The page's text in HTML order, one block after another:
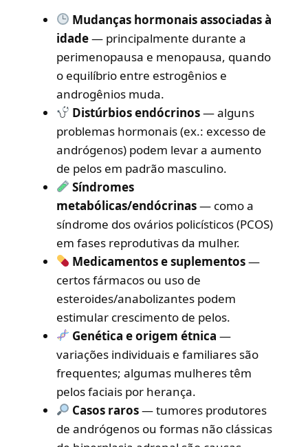
Mudanças hormonais associadas à
idade— principalmente durante a
perimenopausa e menopausa, quando
o equilíbrio entre estrogênios e
androgênios muda.
Distúrbios endócrinos— alguns
problemas hormonais (ex.: excesso de
andrógenos) podem levar a aumento
de pelos em padrão masculino.
Síndromes
metabólicas/endócrinas— como a
síndrome dos ovários policísticos (PCOS)
em fases reprodutivas da mulher.
Medicamentos e suplementos—
certos fármacos ou uso de
esteroides/anabolizantes podem
estimular crescimento de pelos.
Genética e origem étnica —
variações individuais e familiares são
frequentes; algumas mulheres têm
pelos faciais por herança.
Casos raros— tumores produtores
de andrógenos ou formas não clássicas